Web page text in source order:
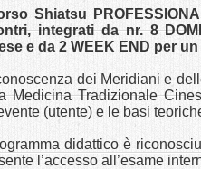
Shiatsu
integrati da nr. 8
e da 2 WEEK END per
dei Meridiani e
Medicina Tradizionale
(utente) e le basi
didattico è
l’accesso all’esame